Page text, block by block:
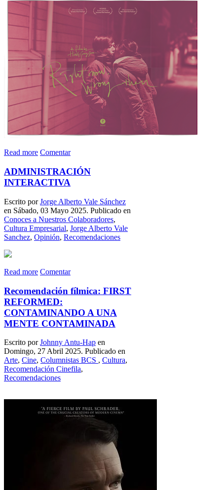
Read more Comentar
ADMINISTRACIÓN
INTERACTIVA
Escrito porJorge Alberto Vale Sánchez
en Sábado, 03 Mayo 2025. Publicado en
Conoces a Nuestros Colaboradores,
Cultura Empresarial, Jorge Alberto Vale
Sanchez, Opinión, Recomendaciones
Read more Comentar
Recomendación fílmica: FIRST
REFORMED:
CONTAMINANDO A UNA
MENTE CONTAMINADA
Escrito porJohnny Antu-Hap en
Domingo, 27 Abril 2025. Publicado en
Arte, Cine, Columnistas BCS , Cultura,
Recomendación Cinefila,
Recomendaciones